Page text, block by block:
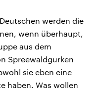
werden die
wenn überhaupt,
aus dem
Spreewaldgurken
sie eben eine
haben. Was wollen